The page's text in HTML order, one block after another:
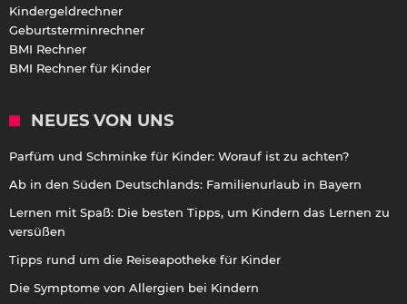
Kindergeldrechner
Geburtsterminrechner
BMI Rechner
BMI Rechner für Kinder
NEUES VON UNS
Parfüm und Schminke für Kinder: Worauf ist zu achten?
Ab in den Süden Deutschlands: Familienurlaub in Bayern
Lernen mit Spaß: Die besten Tipps, um Kindern das Lernen zu
versüßen
Tipps rund um die Reiseapotheke für Kinder
Die Symptome von Allergien bei Kindern